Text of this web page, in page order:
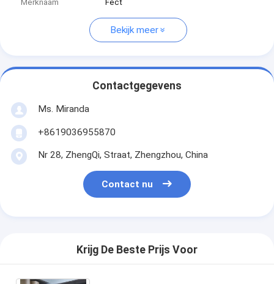
Merknaam
Fect
Bekijk meer
Contactgegevens
Ms. Miranda
+8619036955870
Nr 28, ZhengQi, Straat, Zhengzhou, China
Contact nu
Krijg De Beste Prijs Voor